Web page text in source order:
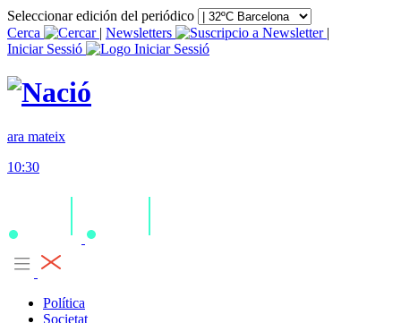
Seleccionar edición del periódico
Cerca
| Newsletters
|
Iniciar Sessió
ara mateix
10:30
Política
Societat